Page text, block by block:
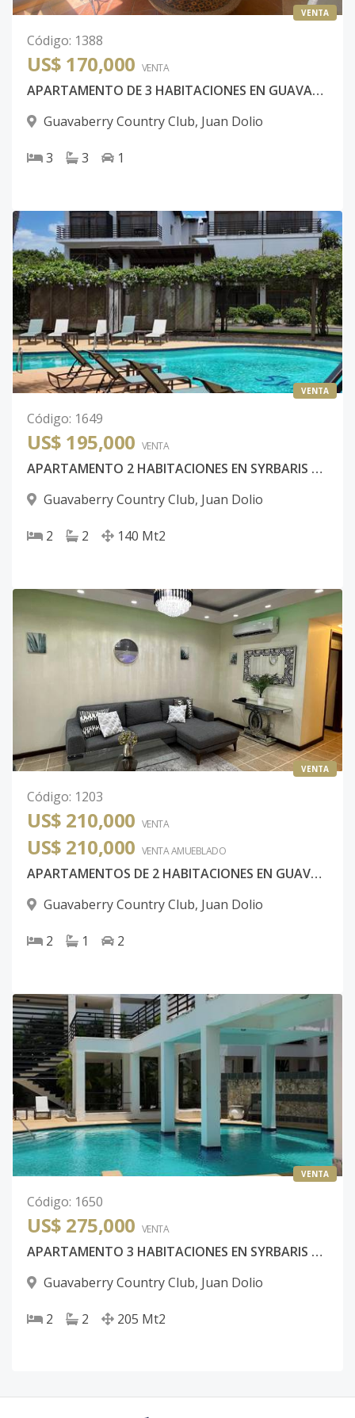
VENTA
Código: 1388
US$ 170,000 VENTA
APARTAMENTO DE 3 HABITACIONES EN GUAVABERRY COUNTRY CLUB JUAN DOLIO
Guavaberry Country Club, Juan Dolio
3 3 1
VENTA
Código: 1649
US$ 195,000 VENTA
APARTAMENTO 2 HABITACIONES EN SYRBARIS GUAVABERRY COUNTRY CLUB JUAN DOLIO
Guavaberry Country Club, Juan Dolio
2 2 140 Mt2
VENTA
Código: 1203
US$ 210,000 VENTA
US$ 210,000 VENTA AMUEBLADO
APARTAMENTOS DE 2 HABITACIONES EN GUAVABERRY COUNTRY CLUB
Guavaberry Country Club, Juan Dolio
2 1 2
VENTA
Código: 1650
US$ 275,000 VENTA
APARTAMENTO 3 HABITACIONES EN SYRBARIS GUAVABERRY COUNTRY CLUB JUAN DOLIO
Guavaberry Country Club, Juan Dolio
2 2 205 Mt2